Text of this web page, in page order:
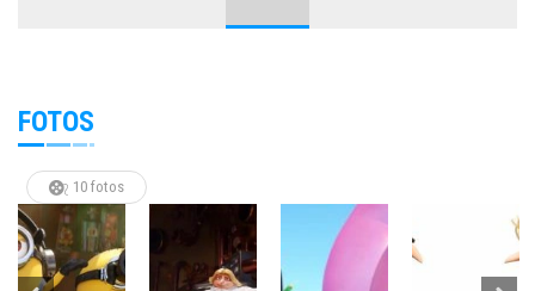
FOTOS
10 fotos